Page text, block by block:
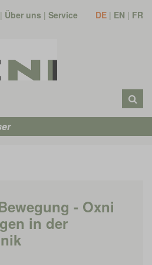
| Über uns | Service DE | EN | FR
- Oxni
in der